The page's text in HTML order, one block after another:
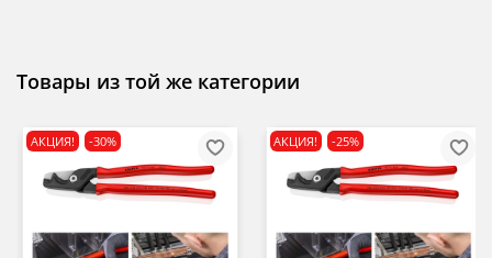
Товары из той же категории
АКЦИЯ! -30% АКЦИЯ! -25%